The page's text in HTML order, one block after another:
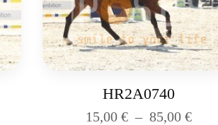
HR2A0740
15,00€ – 85,00€